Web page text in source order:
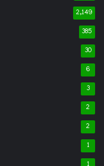
2,149
385
30
6
3
2
2
1